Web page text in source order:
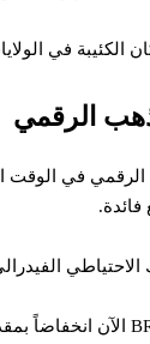
الكئيبة في
الرقمي
فائدة.
سعر الفائدة الرئيسي عند